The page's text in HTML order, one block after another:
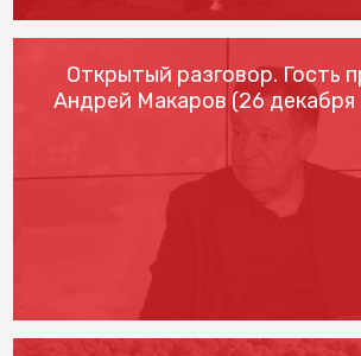
Открытый разговор. Гость
Андрей Макаров (26 декабря